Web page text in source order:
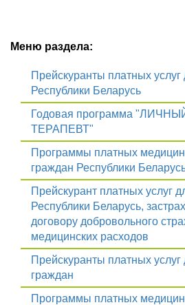
Меню раздела:
Прейскуранты платных услуг
Республики Беларусь
Годовая программа
ТЕРАПЕВТ"
Программы платных
граждан Республики
Прейскурант платных услуг
Республики Беларусь,
договору добровольного
медицинских расходов
Прейскуранты платных
граждан
Программы платных